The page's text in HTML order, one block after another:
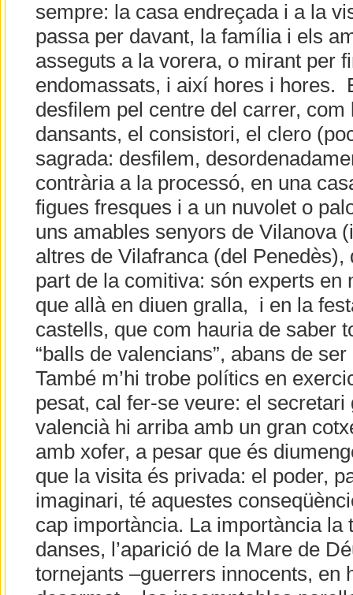
sempre: la casa endreçada i a la
passa per davant, la família i els
asseguts a la vorera, o mirant per
endomassats, i així hores i hores.
desfilem pel centre del carrer, com
dansants, el consistori, el clero
sagrada: desfilem,
contrària a la processó, en una
figues fresques i a un nuvolet o
uns amables senyors de Vilanova
altres de Vilafranca (del Penedès),
part de la comitiva: són experts en
que allà en diuen gralla, i en la
castells, que com hauria de saber
“balls de valencians”, abans de
També m’hi trobe polítics en
pesat, cal fer-se veure: el secretari
valencià hi arriba amb un gran
amb xofer, a pesar que és
que la visita és privada: el poder,
imaginari, té aquestes
cap importància. La importància la
danses, l’aparició de la Mare de
tornejants –guerrers innocents, en